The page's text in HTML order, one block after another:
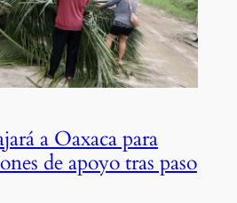
a Oaxaca para
de apoyo tras paso